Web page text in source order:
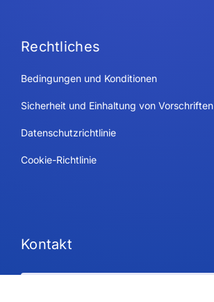
Rechtliches
Bedingungen und Konditionen
Sicherheit und Einhaltung von Vorschriften
Datenschutzrichtlinie
Cookie-Richtlinie
Kontakt